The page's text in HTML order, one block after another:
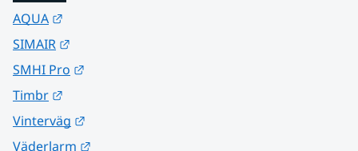
AQUA
SIMAIR
SMHI Pro
Timbr
Vinterväg
Väderlarm